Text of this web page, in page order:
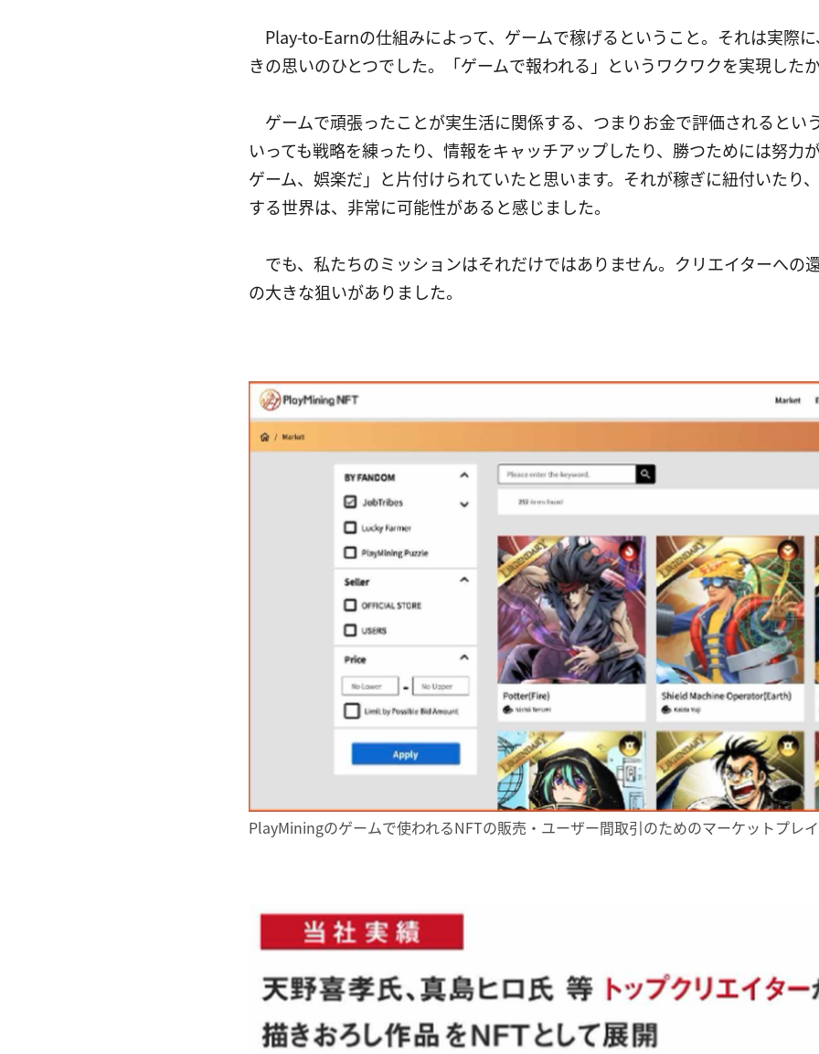
Play-to-Earnの仕組みによって、ゲームで稼げるということ。それは実際
きの思いのひとつでした。「ゲームで報われる」というワクワクを実現した
ゲームで頑張ったことが実生活に関係する、つまりお金で評価されるとい
いっても戦略を練ったり、情報をキャッチアップしたり、勝つためには努力
ゲーム、娯楽だ」と片付けられていたと思います。それが稼ぎに紐付いたり
する世界は、非常に可能性があると感じました。
でも、私たちのミッションはそれだけではありません。クリエイターへの
の大きな狙いがありました。
PlayMiningのゲームで使われるNFTの販売・ユーザー間取引のためのマーケットプレ